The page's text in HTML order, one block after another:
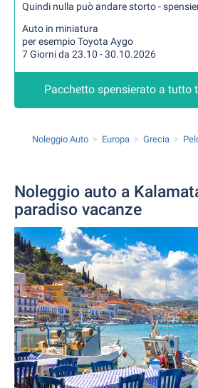
Quindi nulla può andare storto -
Auto in miniatura
per esempio Toyota Aygo
7 Giorni da 23.10 - 30.10.2026
Pacchetto spensierato a tutto
Noleggio Auto Europa Grecia
Noleggio auto a
paradiso vacanze